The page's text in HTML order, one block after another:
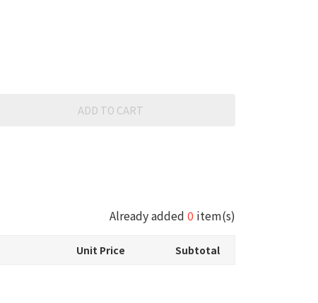
ADD TO CART
Already added 0 item(s)
Unit Price Subtotal